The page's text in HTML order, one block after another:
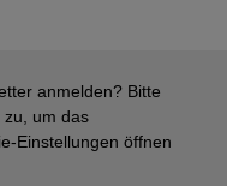
anmelden? Bitte
zu, um das
Einstellungen öffnen